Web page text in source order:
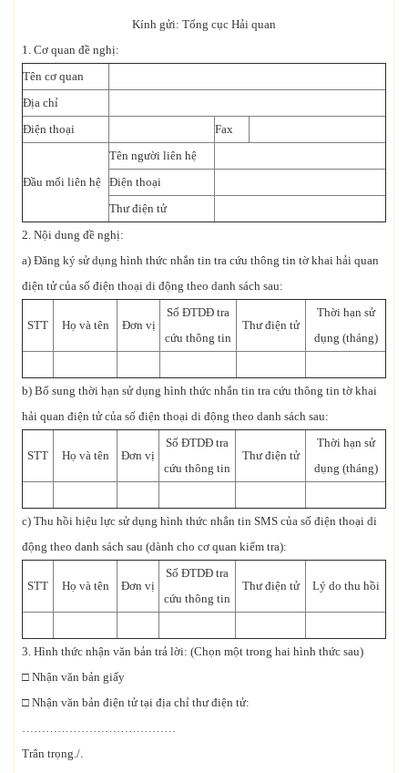
Kính gửi: Tổng cục Hải quan
1. Cơ quan đề nghị:
Tên cơ quan
Địa chỉ
Điện thoại
Fax
Đầu mối liên hệ
Tên người liên hệ
Điện thoại
Thư điện tử
2. Nội dung đề nghị:
a) Đăng ký sử dụng hình thức nhắn tin tra cứu thông tin tờ khai hải quan
điện tử của số điện thoại di động theo danh sách sau:
STT Họ và tên Đơn vị
Số ĐTDĐ tra
cứu thông tin
Thư điện tử
Thời hạn sử
dụng (tháng)
b) Bổ sung thời hạn sử dụng hình thức nhắn tin tra cứu thông tin tờ khai
hải quan điện tử của số điện thoại di động theo danh sách sau:
STT Họ và tên Đơn vị
Số ĐTDĐ tra
cứu thông tin
Thư điện tử
Thời hạn sử
dụng (tháng)
c) Thu hồi hiệu lực sử dụng hình thức nhắn tin SMS của số điện thoại di
động theo danh sách sau (dành cho cơ quan kiểm tra):
STT Họ và tên Đơn vị
Số ĐTDĐ tra
cứu thông tin
Thư điện tử Lý do thu hồi
3. Hình thức nhận văn bản trả lời: (Chọn một trong hai hình thức sau)
□ Nhận văn bản giấy
□ Nhận văn bản điện tử tại địa chỉ thư điện tử:
Trân trọng./.